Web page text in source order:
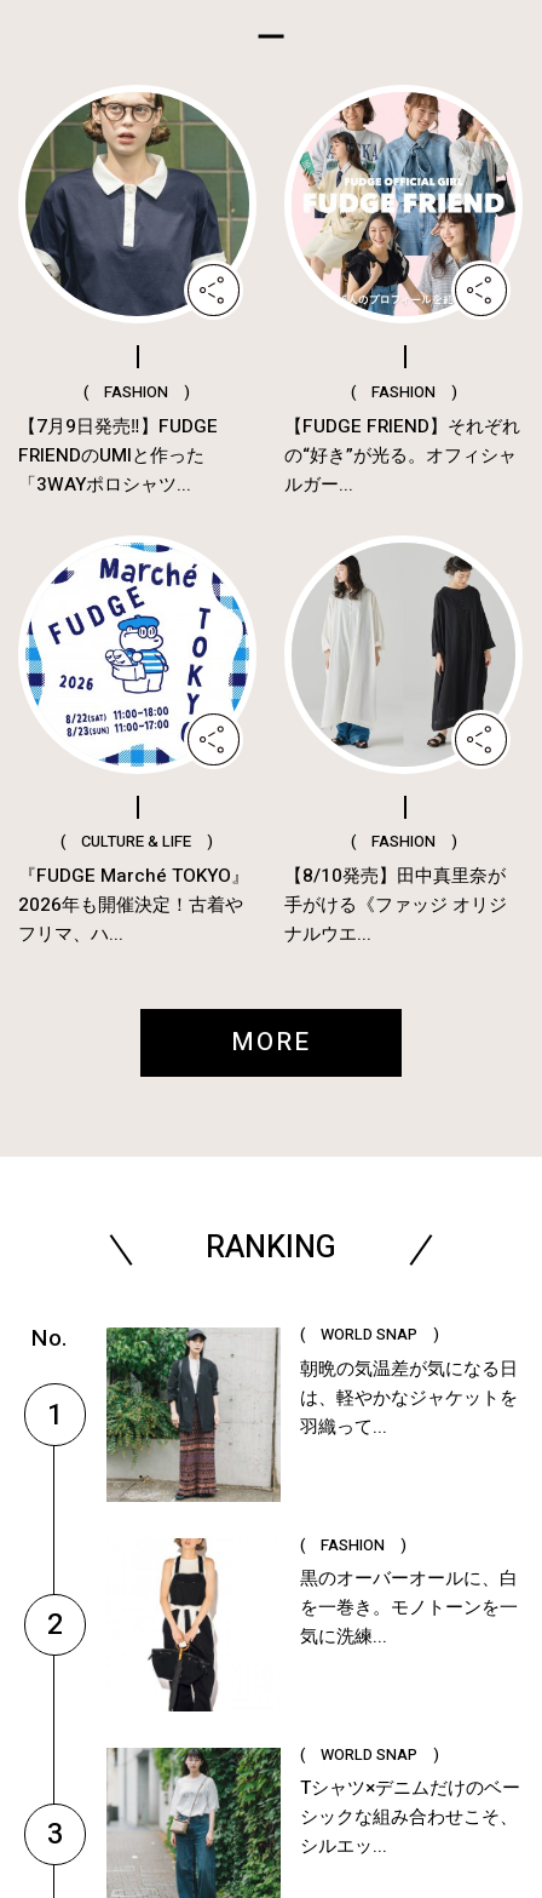
( FASHION )
【7月9日発売‼︎】FUDGE
FRIENDのUMIと作った
「3WAYポロシャツ...
( FASHION )
【FUDGE FRIEND】それぞれ
の“好き”が光る。オフィシャ
ルガー...
( CULTURE & LIFE )
『FUDGE Marché TOKYO』
2026年も開催決定！古着や
フリマ、ハ...
( FASHION )
【8/10発売】田中真里奈が
手がける《ファッジ オリジ
ナルウエ...
MORE
RANKING
1
( WORLD SNAP )
朝晩の気温差が気になる日
は、軽やかなジャケットを
羽織って...
2
( FASHION )
黒のオーバーオールに、白
を一巻き。モノトーンを一
気に洗練...
3
( WORLD SNAP )
Tシャツ×デニムだけのベー
シックな組み合わせこそ、
シルエッ...